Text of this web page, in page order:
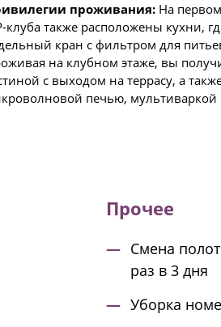
проживания: На
клуба также расположены кухни,
кран с фильтром для
на клубном этаже, вы
с выходом на террасу, а
печью, мультиваркой
Прочее
Смена
раз в 3 дня
Уборка